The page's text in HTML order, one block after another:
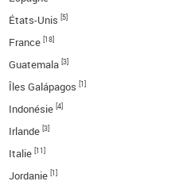
États-Unis [5]
France [18]
Guatemala [3]
Îles Galápagos [1]
Indonésie [4]
Irlande [3]
Italie [11]
Jordanie [1]